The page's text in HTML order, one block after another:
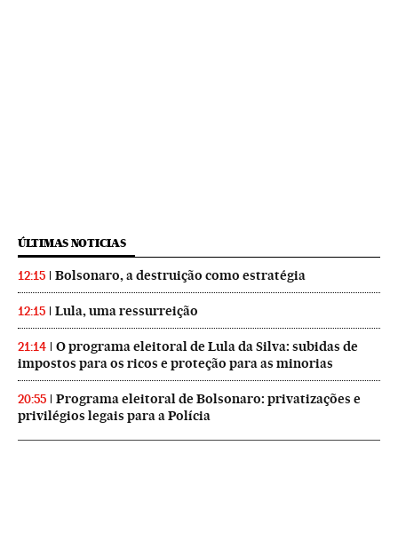
ÚLTIMAS NOTICIAS
12:15 Bolsonaro, a destruição como estratégia
12:15 Lula, uma ressurreição
21:14
O programa eleitoral de Lula da Silva: subidas de
impostos para os ricos e proteção para as minorias
20:55
Programa eleitoral de Bolsonaro: privatizações e
privilégios legais para a Polícia